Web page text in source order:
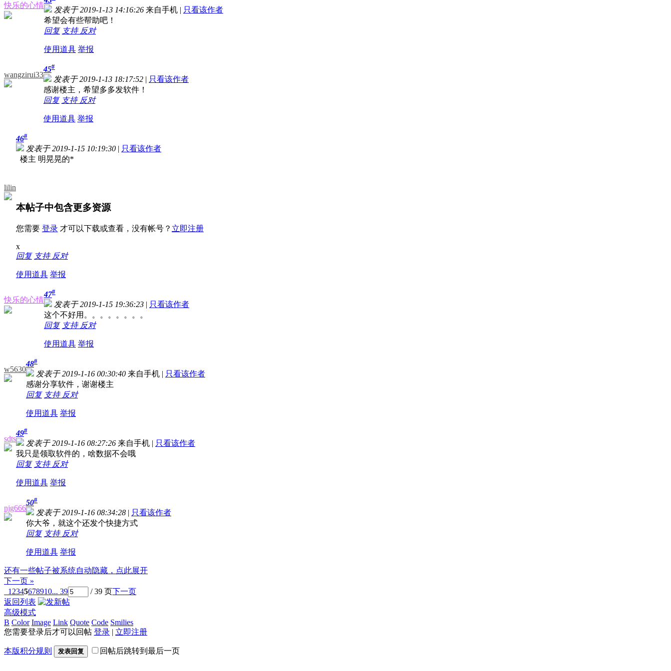
快乐的心情
发表于 2019-1-13 14:16:26 来自手机 | 只看该作者
希望会有些帮助吧！
回复 支持 反对
使用道具 举报
wangzirui33
45#
发表于 2019-1-13 18:17:52 | 只看该作者
感谢楼主，希望多多发软件！
回复 支持 反对
使用道具 举报
lilin
46#
发表于 2019-1-15 10:19:30 | 只看该作者
楼主 明晃晃的*
本帖子中包含更多资源
您需要 登录 才可以下载或查看，没有帐号？ 立即注册
x
回复 支持 反对
使用道具 举报
快乐的心情
47#
发表于 2019-1-15 19:36:23 | 只看该作者
这个不好用。。。。。。。。
回复 支持 反对
使用道具 举报
w5630
48#
发表于 2019-1-16 00:30:40 来自手机 | 只看该作者
感谢分享软件，谢谢楼主
回复 支持 反对
使用道具 举报
sdts
49#
发表于 2019-1-16 08:27:26 来自手机 | 只看该作者
我只是领取软件的，啥数据不会哦
回复 支持 反对
使用道具 举报
njg666
50#
发表于 2019-1-16 08:34:28 | 只看该作者
你大爷，就这个还发个快捷方式
回复 支持 反对
使用道具 举报
还有一些帖子被系统自动隐藏，点此展开
下一页 »
1 2345678910... 39 / 39 页下一页
返回列表
高级模式
B Color Image Link Quote Code Smilies
您需要登录后才可以回帖 登录 | 立即注册
本版积分规则 发表回复 回帖后跳转到最后一页